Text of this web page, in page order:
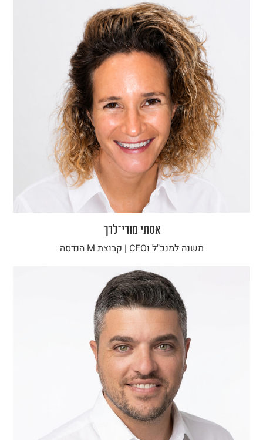
אסתי מורי־לרך
משנה למנכ"ל וCFO | קבוצת M הנדסה